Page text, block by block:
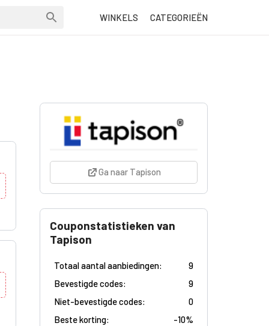
WINKELS CATEGORIEËN
Ga naar Tapison
Couponstatistieken van
Tapison
Totaal aantal aanbiedingen:
9
Bevestigde codes:
9
Niet-bevestigde codes:
0
Beste korting:
-10%